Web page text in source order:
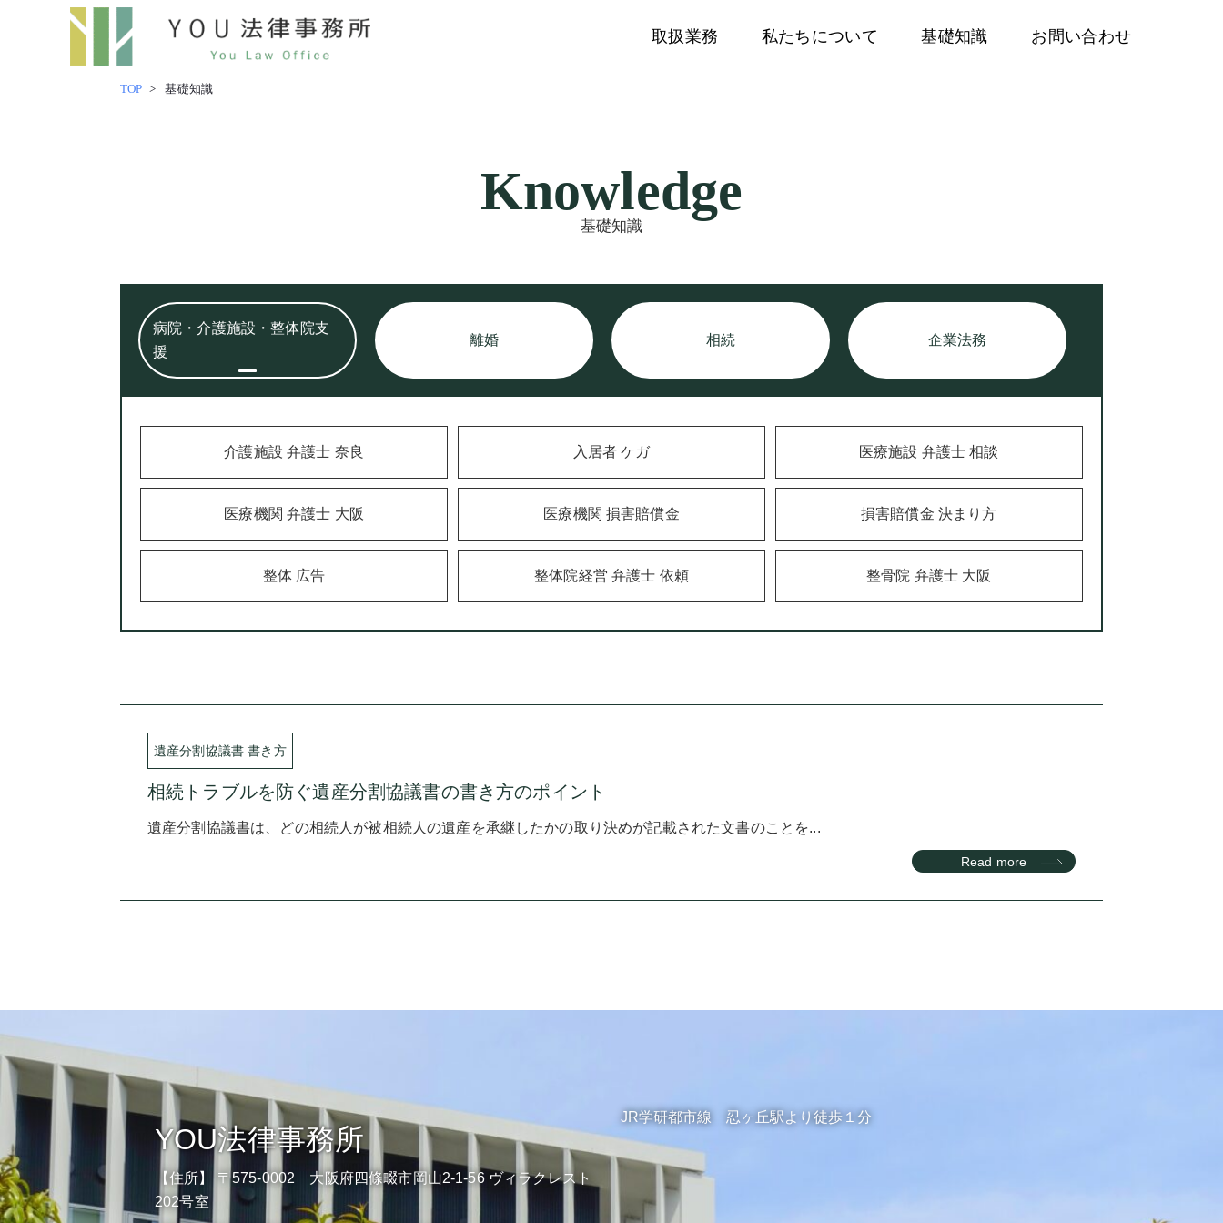
取扱業務 私たちについて 基礎知識 お問い合わせ
TOP 基礎知識
Knowledge
基礎知識
病院・介護施設・整体院支
援
離婚 相続 企業法務
介護施設 弁護士 奈良 入居者 ケガ 医療施設 弁護士 相談
医療機関 弁護士 大阪 医療機関 損害賠償金 損害賠償金 決まり方
整体 広告 整体院経営 弁護士 依頼 整骨院 弁護士 大阪
遺産分割協議書 書き方
相続トラブルを防ぐ遺産分割協議書の書き方のポイント
遺産分割協議書は、どの相続人が被相続人の遺産を承継したかの取り決めが記載された文書のことを...
Read more
YOU法律事務所
【住所】 〒575-0002 大阪府四條畷市岡山2-1-56 ヴィラクレスト
202号室
JR学研都市線 忍ヶ丘駅より徒歩１分